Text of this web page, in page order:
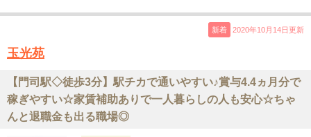
新着 2020年10月14日更新
玉光苑
【門司駅◇徒歩3分】駅チカで通いやすい♪賞与4.4ヵ月分で
稼ぎやすい☆家賃補助ありで一人暮らしの人も安心☆ちゃ
んと退職金も出る職場◎